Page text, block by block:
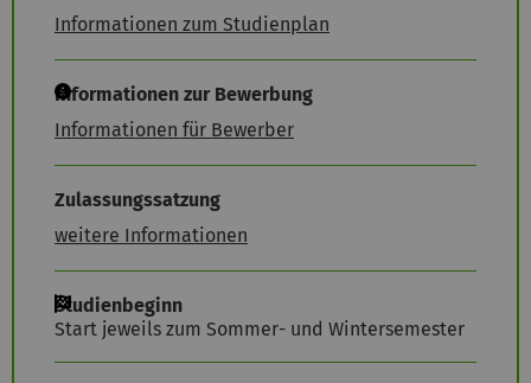
Informationen zum Studienplan
Informationen zur Bewerbung
Informationen für Bewerber
Zulassungssatzung
weitere Informationen
Studienbeginn
Start jeweils zum Sommer- und Wintersemester